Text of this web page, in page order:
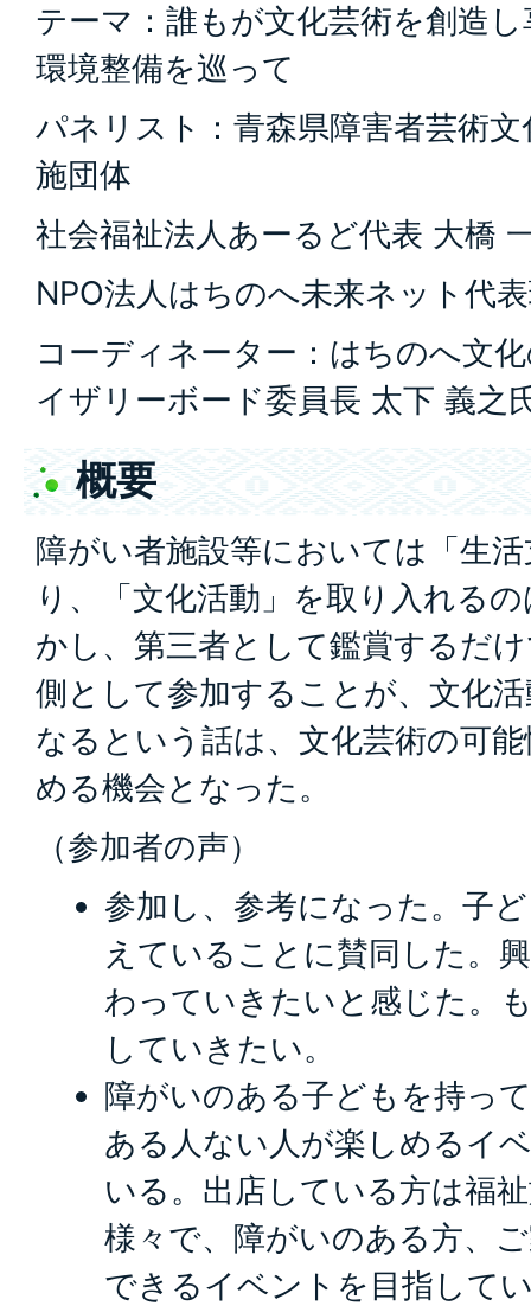
テーマ：誰もが文化芸術を創造
環境整備を巡って
パネリスト：青森県障害者芸術
施団体
社会福祉法人あーるど代表 大橋
NPO法人はちのへ未来ネット代
コーディネーター：はちのへ文
イザリーボード委員長 太下 義之
概要
障がい者施設等においては「生
り、「文化活動」を取り入れる
かし、第三者として鑑賞するだ
側として参加することが、文化
なるという話は、文化芸術の可
める機会となった。
（参加者の声）
参加し、参考になった。子
えていることに賛同した。
わっていきたいと感じた。
していきたい。
障がいのある子どもを持っ
ある人ない人が楽しめるイ
いる。出店している方は福
様々で、障がいのある方、
できるイベントを目指して